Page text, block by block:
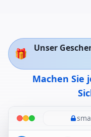
🎁
Unser
Machen Sie